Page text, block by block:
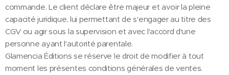
commande. Le client déclare être majeur et avoir la pleine
capacité juridique, lui permettant de s'engager au titre des
CGV ou agir sous la supervision et avec l'accord d'une
personne ayant l'autorité parentale.
Glamencia Éditions se réserve le droit de modifier à tout
moment les présentes conditions générales de ventes.